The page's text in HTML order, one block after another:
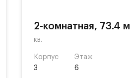
2-комнатная, 73.4 м
кв.
Корпус
3
Этаж
6